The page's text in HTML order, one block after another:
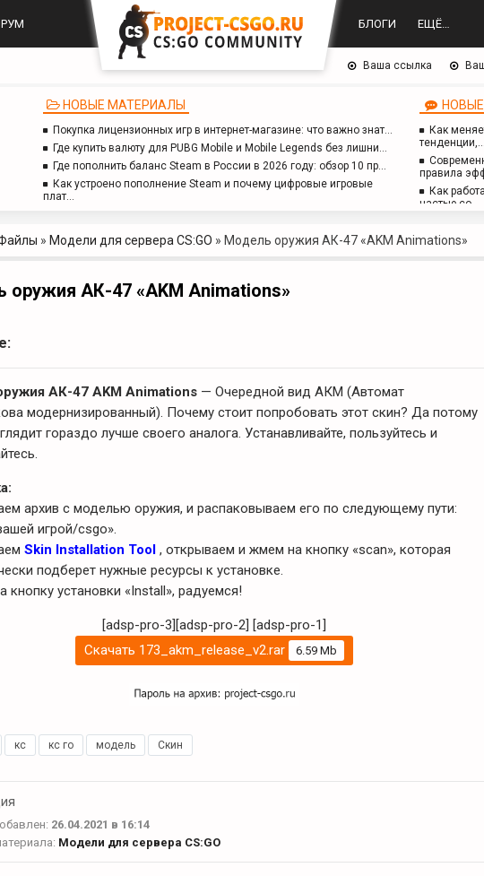
БЛОГИ ЕЩЁ…
Ваша ссылка
НОВЫЕ МАТЕРИАЛЫ
Покупка лицензионных игр в интернет-магазине: что важно знат…
Где купить валюту для PUBG Mobile и Mobile Legends без лишни…
Где пополнить баланс Steam в России в 2026 году: обзор 10 пр…
Как устроено пополнение Steam и почему цифровые игровые
плат…
Как
тенденции,…
правила
Как
частью со…
методы и з…
» Модели для сервера CS:GO » Модель оружия АК-47 «AKM Animations»
оружия АК-47 «AKM Animations»
АК-47 AKM Animations — Очередной вид АКМ (Автомат
модернизированный). Почему стоит попробовать этот скин? Да потому
гораздо лучше своего аналога. Устанавливайте, пользуйтесь и
архив с моделью оружия, и распаковываем его по следующему пути:
игрой/csgo».
Skin Installation Tool , открываем и жмем на кнопку «scan», которая
подберет нужные ресурсы к установке.
кнопку установки «Install», радуемся!
[adsp-pro-3][adsp-pro-2] [adsp-pro-1]
Скачать 173_akm_release_v2.rar
6.59 Mb
кс кс го модель Скин
26.04.2021 в 16:14
Модели для сервера CS:GO